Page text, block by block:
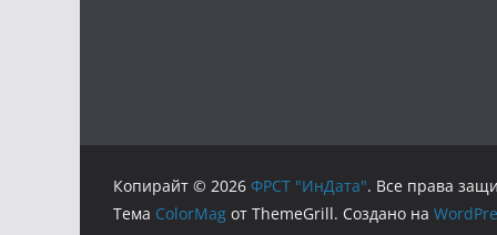
Копирайт © 2026 ФРСТ "ИнДата". Все права
Тема ColorMag от ThemeGrill. Создано на